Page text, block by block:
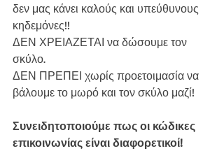
δεν μας κάνει καλούς και υπεύθυνους
κηδεμόνες!!
ΔΕΝ ΧΡΕΙΑΖΕΤΑΙ να δώσουμε τον
σκύλο.
ΔΕΝ ΠΡΕΠΕΙ χωρίς προετοιμασία να
βάλουμε το μωρό και τον σκύλο μαζί!
Συνειδητοποιούμε πως οι κώδικες
επικοινωνίας είναι διαφορετικοί!